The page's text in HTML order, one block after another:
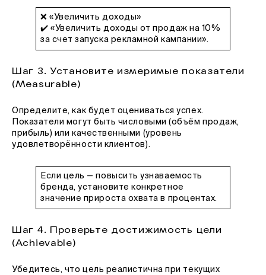
❌ «Увеличить доходы»
✔️ «Увеличить доходы от продаж на 10%
за счет запуска рекламной кампании».
Шаг 3. Установите измеримые показатели
(Measurable)
Определите, как будет оцениваться успех.
Показатели могут быть числовыми (объём продаж,
прибыль) или качественными (уровень
удовлетворённости клиентов).
Если цель — повысить узнаваемость
бренда, установите конкретное
значение прироста охвата в процентах.
Шаг 4. Проверьте достижимость цели
(Achievable)
Убедитесь, что цель реалистична при текущих